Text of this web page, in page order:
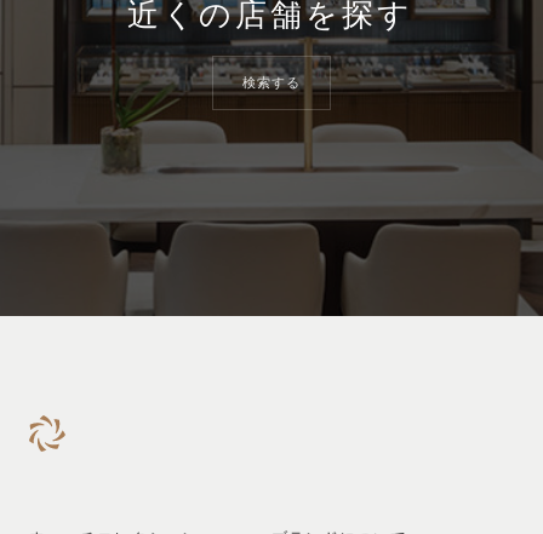
近くの店舗を探す
検索する